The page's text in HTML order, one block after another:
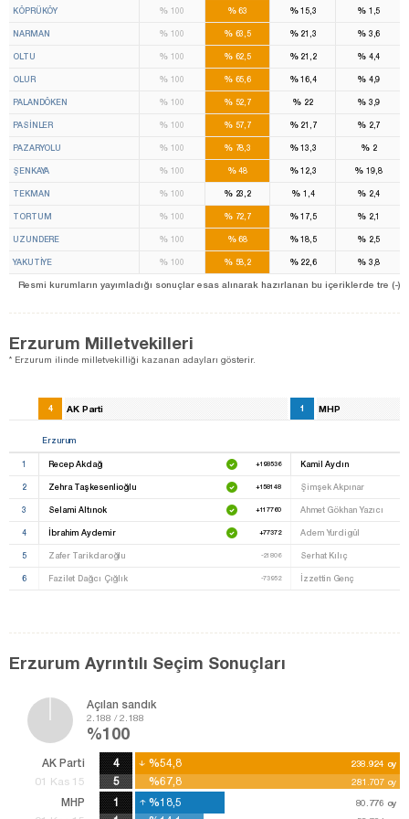
KÖPRÜKÖY % 100 %63 %15,3 %1,5
NARMAN % 100 %63,5 %21,3 %3,6
OLTU % 100 %62,5 %21,2 %4,4
OLUR % 100 %65,6 %16,4 %4,9
PALANDÖKEN % 100 %52,7 % 22 %3,9
PASİNLER % 100 %57,7 %21,7 %2,7
PAZARYOLU % 100 %78,3 %13,3 %2
ŞENKAYA % 100 %48 %12,3 % 19,8
TEKMAN % 100 %23,2 %1,4 %2,4
TORTUM % 100 %72,7 %17,5 %2,1
UZUNDERE % 100 %68 %18,5 %2,5
YAKUTİYE % 100 %58,2 %22,6 %3,8
Resmi kurumların yayımladığı sonuçlar esas alınarak hazırlanan bu içeriklerde tre
Erzurum Milletvekilleri
* Erzurum ilinde milletvekilliği kazanan adayları gösterir.
4 AK Parti 1 MHP
Erzurum
1 Recep Akdağ +198536 Kamil Aydın
2 Zehra Taşkesenlioğlu +158148 Şimşek Akpınar
3 Selami Altınok +117760 Ahmet Gökhan Yazıcı
4 İbrahim Aydemir +77372 Adem Yurdigül
5 Zafer Tarikdaroğlu -21806 Serhat Kılıç
6 Fazilet Dağcı Çığlık -73952 İzzettin Genç
Erzurum Ayrıntılı Seçim Sonuçları
Açılan sandık
2.188 / 2.188
%100
AK Parti
MHP
4
1
%54,8 238.924 oy
%18,5 80.776 oy
%54,8 238.924 oy
%18,5 80.776 oy
01 Kas 15 5 %67,8 281.707 oy
%67,8 281.707 oy